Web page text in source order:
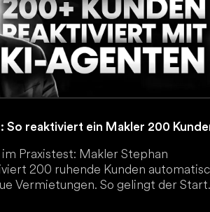
So reaktiviert ein Makler 200
Praxistest: Makler Stephan
200 ruhende Kunden
Vermietungen. So gelingt der